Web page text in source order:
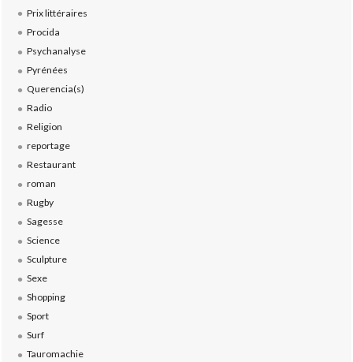
Prix littéraires
Procida
Psychanalyse
Pyrénées
Querencia(s)
Radio
Religion
reportage
Restaurant
roman
Rugby
Sagesse
Science
Sculpture
Sexe
Shopping
Sport
Surf
Tauromachie